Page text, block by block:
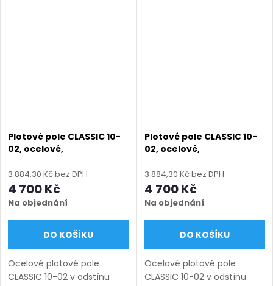
Plotové pole CLASSIC 10-
02, ocelové,
(šířka 100–3300 mm,
výška 450–1750 mm),
šedá RAL 7030 matná
3 884,30 Kč bez DPH
4 700 Kč
Na objednání
DO KOŠÍKU
Ocelové plotové pole
CLASSIC 10-02 v odstínu
Plotové pole CLASSIC 10-
02, ocelové,
(šířka 100–3300 mm,
výška 450–1750 mm),
zelená RAL 6005 matná
3 884,30 Kč bez DPH
4 700 Kč
Na objednání
DO KOŠÍKU
Ocelové plotové pole
CLASSIC 10-02 v odstínu